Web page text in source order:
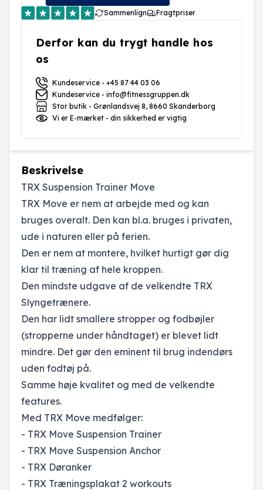
Sammenlign Fragtpriser
Derfor kan du trygt handle hos
os
Kundeservice - +45 87 44 03 06
Kundeservice - info@fitnessgruppen.dk
Stor butik - Grønlandsvej 8, 8660 Skanderborg
Vi er E-mærket - din sikkerhed er vigtig
Beskrivelse
TRX Suspension Trainer Move
TRX Move er nem at arbejde med og kan
bruges overalt. Den kan bl.a. bruges i privaten,
ude i naturen eller på ferien.
Den er nem at montere, hvilket hurtigt gør dig
klar til træning af hele kroppen.
Den mindste udgave af de velkendte TRX
Slyngetrænere.
Den har lidt smallere stropper og fodbøjler
(stropperne under håndtaget) er blevet lidt
mindre. Det gør den eminent til brug indendørs
uden fodtøj på.
Samme høje kvalitet og med de velkendte
features.
Med TRX Move medfølger:
- TRX Move Suspension Trainer
- TRX Move Suspension Anchor
- TRX Døranker
- TRX Træningsplakat 2 workouts